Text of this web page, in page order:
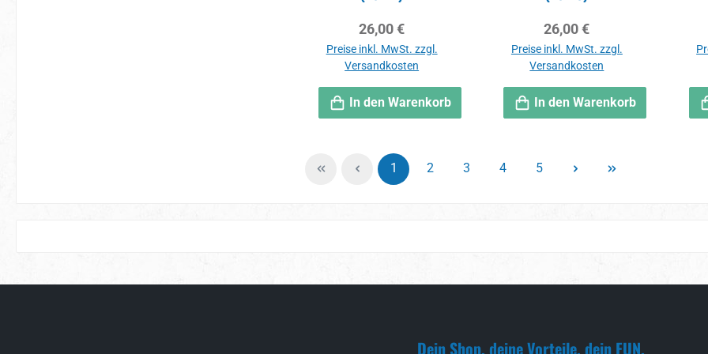
Regulärer Preis:
26,00 €
Preise inkl. MwSt. zzgl.
Versandkosten
In den Warenkorb
Regulärer Preis:
26,00 €
Preise inkl. MwSt. zzgl.
Versandkosten
In den Warenkorb
Seite
1 Seite
2 Seite
3 Seite
4 Seite
5
Dein Shop, deine Vorteile, dein FUN.